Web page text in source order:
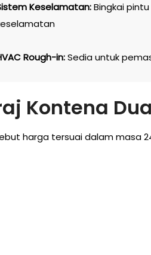
Keselamatan:Bingkai
Rough-in:Sedia untuk
Kontena
harga tersuai dalam masa